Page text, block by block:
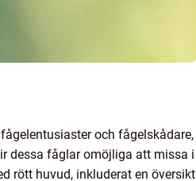
och fågelskådare,
dessa fåglar omöjliga att missa i
rött huvud, inkluderat en översikt